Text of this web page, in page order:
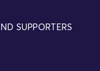
SUPPORTERS